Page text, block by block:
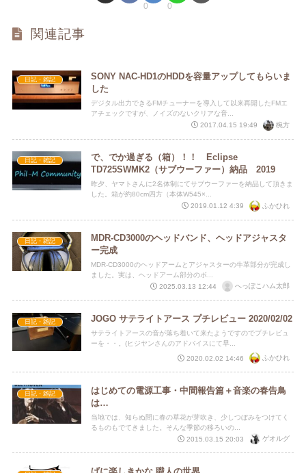
0 0
関連記事
日記・雑記
SONY NAC-HD1のHDDを容量アップしてもらいま
した
デジタル出力できるFMチューナーを導入して以来再開したFMエ
アチェックですが、ノイズのないクリアな音...
2017.04.15 19:49
椀方
日記・雑記
で、でか過ぎる（箱）！！ Eclipse
TD725SWMK2（サブウーファー）納品 2019
昨夕、ヤマトさんに2名体制にてサブウーファーを納品して頂きま
した。箱が約80cm四方（本体W545×...
2019.01.12 4:39
ふかひれ
日記・雑記
MDR-CD3000のヘッドバンド、ヘッドアジャスタ
ー完成
MDR-CD3000のヘッドアームとアジャスターの牛革部分が完成し
ました。実は、ヘッドアーム部分のボ...
2025.03.13 12:44
へっぽこハム太郎
日記・雑記 JOGO サテライトアース プチレビュー 2020/02/02
サテライトアースの音が落ち着いて来たようですのでプチレビュ
ーを・・。(ヒジヤンさんのアドバイスにて早...
2020.02.02 14:46
ふかひれ
日記・雑記
はじめての電源工事・中間報告篇＋音楽の春告鳥
は…
当地では、知らぬ間に春の草花が芽吹き、少しつぼみをつけてく
るものもでてきました。そんな季節の移ろいの...
2015.03.15 20:03
ゲオルグ